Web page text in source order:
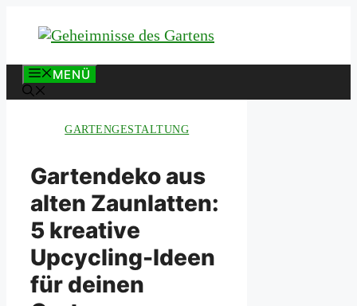
Inhalt
MENÜ
GARTENGESTALTUNG
Gartendeko aus
alten Zaunlatten:
5 kreative
Upcycling-Ideen
für deinen